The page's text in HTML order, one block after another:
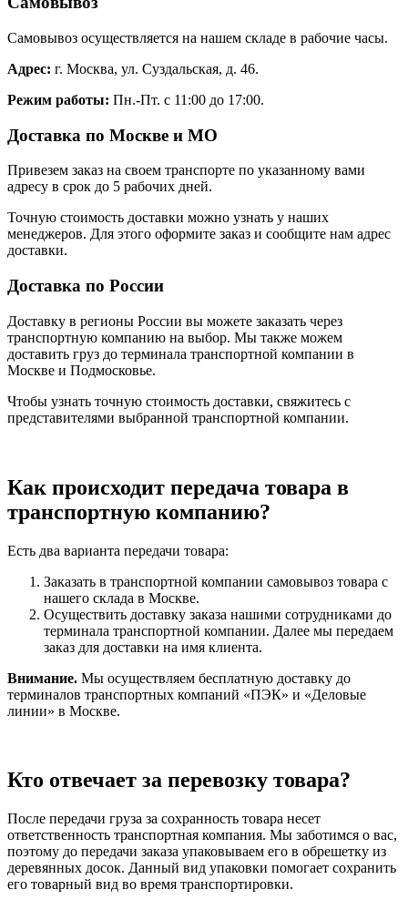
Самовывоз осуществляется на нашем складе в рабочие часы.
Адрес: г. Москва, ул. Суздальская, д. 46.
Режим работы: Пн.-Пт. с 11:00 до 17:00.
Доставка по Москве и МО
Привезем заказ на своем транспорте по указанному вами
адресу в срок до 5 рабочих дней.
Точную стоимость доставки можно узнать у наших
менеджеров. Для этого оформите заказ и сообщите нам адрес
доставки.
Доставка по России
Доставку в регионы России вы можете заказать через
транспортную компанию на выбор. Мы также можем
доставить груз до терминала транспортной компании в
Москве и Подмосковье.
Чтобы узнать точную стоимость доставки, свяжитесь с
представителями выбранной транспортной компании.
Как происходит передача товара в
транспортную компанию?
Есть два варианта передачи товара:
Заказать в транспортной компании самовывоз товара с
нашего склада в Москве.
Осуществить доставку заказа нашими сотрудниками до
терминала транспортной компании. Далее мы передаем
заказ для доставки на имя клиента.
Внимание. Мы осуществляем бесплатную доставку до
терминалов транспортных компаний «ПЭК» и «Деловые
линии» в Москве.
Кто отвечает за перевозку товара?
После передачи груза за сохранность товара несет
ответственность транспортная компания. Мы заботимся о вас,
поэтому до передачи заказа упаковываем его в обрешетку из
деревянных досок. Данный вид упаковки помогает сохранить
его товарный вид во время транспортировки.